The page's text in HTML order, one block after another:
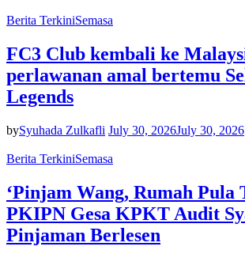
Berita TerkiniSemasa
FC3 Club kembali ke
perlawanan amal bertemu
Legends
bySyuhada Zulkafli July 30, 2026July 30, 2026
Berita TerkiniSemasa
‘Pinjam Wang, Rumah Pula
PKIPN Gesa KPKT Audit
Pinjaman Berlesen